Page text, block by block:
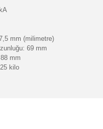
mm (milimetre)
69 mm
mm
kilo